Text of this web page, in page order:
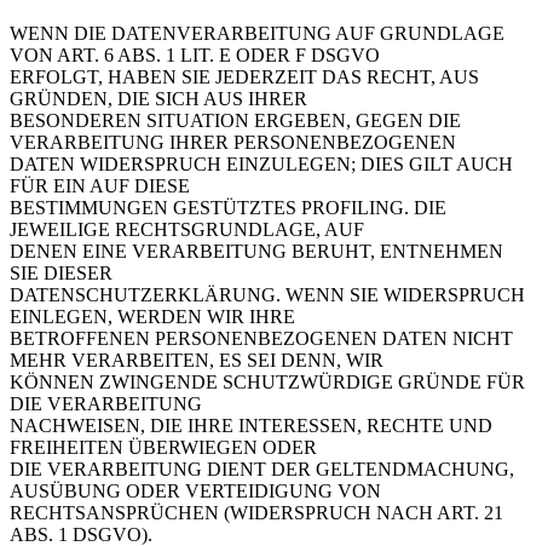
WENN DIE DATENVERARBEITUNG AUF GRUNDLAGE
VON ART. 6 ABS. 1 LIT. E ODER F DSGVO
ERFOLGT, HABEN SIE JEDERZEIT DAS RECHT, AUS
GRÜNDEN, DIE SICH AUS IHRER
BESONDEREN SITUATION ERGEBEN, GEGEN DIE
VERARBEITUNG IHRER PERSONENBEZOGENEN
DATEN WIDERSPRUCH EINZULEGEN; DIES GILT AUCH
FÜR EIN AUF DIESE
BESTIMMUNGEN GESTÜTZTES PROFILING. DIE
JEWEILIGE RECHTSGRUNDLAGE, AUF
DENEN EINE VERARBEITUNG BERUHT, ENTNEHMEN
SIE DIESER
DATENSCHUTZERKLÄRUNG. WENN SIE WIDERSPRUCH
EINLEGEN, WERDEN WIR IHRE
BETROFFENEN PERSONENBEZOGENEN DATEN NICHT
MEHR VERARBEITEN, ES SEI DENN, WIR
KÖNNEN ZWINGENDE SCHUTZWÜRDIGE GRÜNDE FÜR
DIE VERARBEITUNG
NACHWEISEN, DIE IHRE INTERESSEN, RECHTE UND
FREIHEITEN ÜBERWIEGEN ODER
DIE VERARBEITUNG DIENT DER GELTENDMACHUNG,
AUSÜBUNG ODER VERTEIDIGUNG VON
RECHTSANSPRÜCHEN (WIDERSPRUCH NACH ART. 21
ABS. 1 DSGVO).